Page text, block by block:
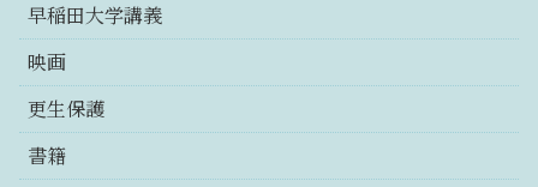
早稲田大学講義
映画
更生保護
書籍